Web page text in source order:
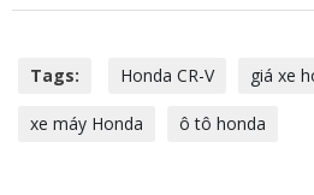
Tags: Honda CR-V giá xe
xe máy Honda ô tô honda